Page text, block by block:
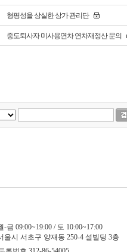
형평성을 상실한 상가 관리단
중도퇴사자 미사용연차 연차재정산 문의
-금 09:00~19:00 / 토 10:00~17:00
울시 서초구 양재동 250-4 설빌딩 3층